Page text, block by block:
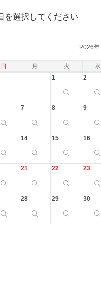
を選択してください
日 月 火 水
2026年
1 2
7 8 9
14 15 16
21 22 23
28 29 30